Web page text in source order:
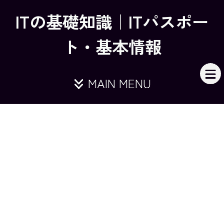
ITの基礎知識｜ITパスポー
ト・基本情報
MAIN MENU